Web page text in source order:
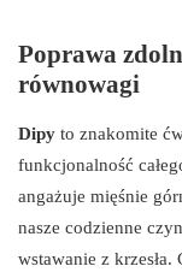
Poprawa
równowagi
Dipy to znakomite
funkcjonalność
angażuje mięśnie
nasze codzienne
wstawanie z